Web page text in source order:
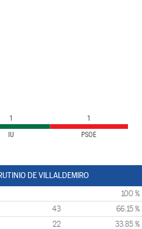
IU PSOE
1 1
DE VILLALDEMIRO
100 %
43 66.15 %
22 33.85 %